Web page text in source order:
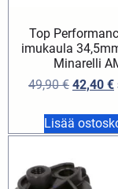
Top
imukaula
Minarelli
49,90€ 42,40 €
Lisää